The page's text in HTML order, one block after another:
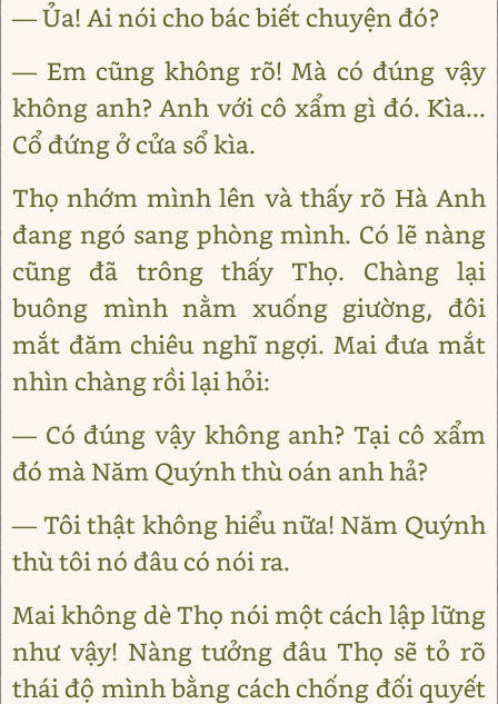
— Ủa! Ai nói cho bác biết chuyện đó?
— Em cũng không rõ! Mà có đúng vậy
không anh? Anh với cô xẩm gì đó. Kìa...
Cổ đứng ở cửa sổ kìa.
Thọ nhớm mình lên và thấy rõ Hà Anh
đang ngó sang phòng mình. Có lẽ nàng
cũng đã trông thấy Thọ. Chàng lại
buông mình nằm xuống giường, đôi
mắt đăm chiêu nghĩ ngợi. Mai đưa mắt
nhìn chàng rồi lại hỏi:
— Có đúng vậy không anh? Tại cô xẩm
đó mà Năm Quýnh thù oán anh hả?
— Tôi thật không hiểu nữa! Năm Quýnh
thù tôi nó đâu có nói ra.
Mai không dè Thọ nói một cách lập lững
như vậy! Nàng tưởng đâu Thọ sẽ tỏ rõ
thái độ mình bằng cách chống đối quyết